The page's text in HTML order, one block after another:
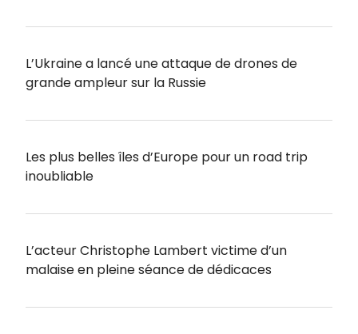
L’Ukraine a lancé une attaque de drones de
grande ampleur sur la Russie
Les plus belles îles d’Europe pour un road trip
inoubliable
L’acteur Christophe Lambert victime d’un
malaise en pleine séance de dédicaces